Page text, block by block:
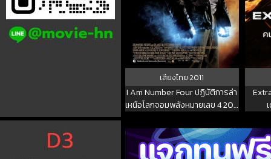
เสียงไทย2011
I Am Number Four ปฏิบัติการล่า
เหนือโลกจอมพลังหมายเลข 4 2011